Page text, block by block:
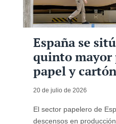
España se
quinto mayor
papel y
20 de julio de 2026
El sector papelero de
descensos en